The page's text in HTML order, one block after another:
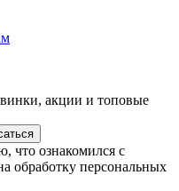
акции и топовые
что ознакомился с
обработку персональных